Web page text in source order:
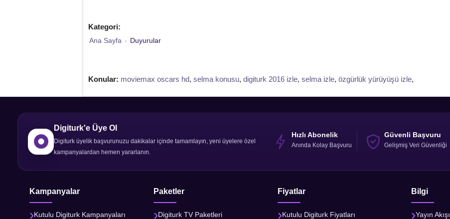
Kategori:
Ana Sayfa › Duyurular
Konular: moviemax oscars hd, selma konusu, digiturk 2016 izle, selma izle, özgürlük yürüyüşü izle,
Digiturk'e Üye Ol
Digiturk üyelik başvurunuzu dakikalar içinde tamamlayın, yeni üyelere özel
kampanyalardan hemen yararlanın.
Hızlı Abonelik
Anında Kolay Başvuru
Güvenli Başvuru
Gelişmiş Veri Güvenliği
Kampanyalar
Kutulu Digiturk Kampanyaları
Paketler
Digiturk TV Paketleri
Fiyatlar
Kutulu Digiturk Fiyatları
Bilgi
Yayın Akışı